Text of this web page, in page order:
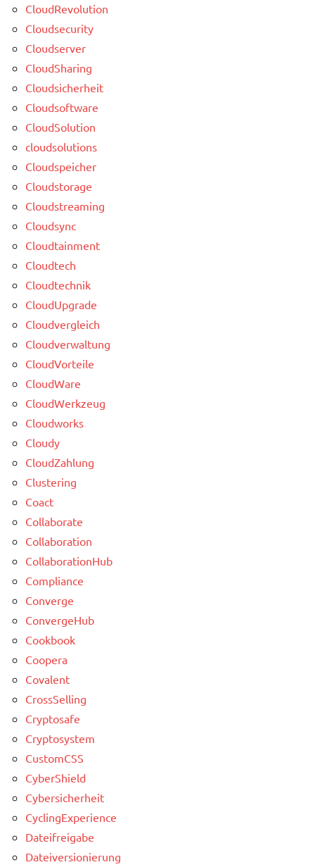
CloudRevolution
Cloudsecurity
Cloudserver
CloudSharing
Cloudsicherheit
Cloudsoftware
CloudSolution
cloudsolutions
Cloudspeicher
Cloudstorage
Cloudstreaming
Cloudsync
Cloudtainment
Cloudtech
Cloudtechnik
CloudUpgrade
Cloudvergleich
Cloudverwaltung
CloudVorteile
CloudWare
CloudWerkzeug
Cloudworks
Cloudy
CloudZahlung
Clustering
Coact
Collaborate
Collaboration
CollaborationHub
Compliance
Converge
ConvergeHub
Cookbook
Coopera
Covalent
CrossSelling
Cryptosafe
Cryptosystem
CustomCSS
CyberShield
Cybersicherheit
CyclingExperience
Dateifreigabe
Dateiversionierung